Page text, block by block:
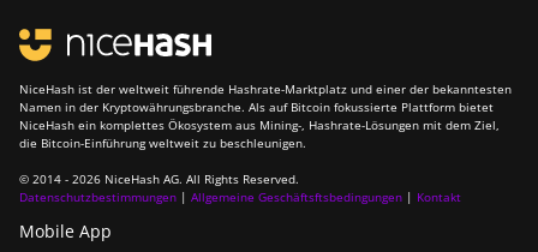
NiceHash ist der weltweit führende Hashrate-Marktplatz und einer der bekanntesten
Namen in der Kryptowährungsbranche. Als auf Bitcoin fokussierte Plattform bietet
NiceHash ein komplettes Ökosystem aus Mining-, Hashrate-Lösungen mit dem Ziel,
die Bitcoin-Einführung weltweit zu beschleunigen.
© 2014 - 2026 NiceHash AG. All Rights Reserved.
Datenschutzbestimmungen | Allgemeine Geschäftsftsbedingungen | Kontakt
Mobile App